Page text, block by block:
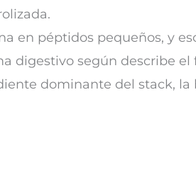
en péptidos pequeños, y
digestivo según describe el
dominante del stack,